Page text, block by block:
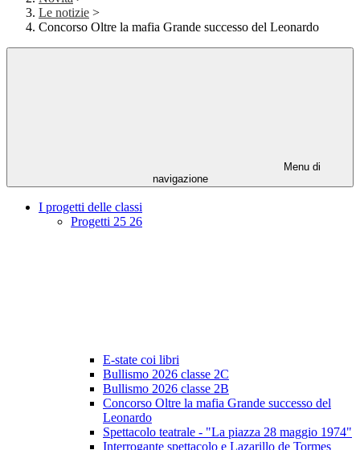
Le notizie >
Concorso Oltre la mafia Grande successo del Leonardo
Menu di
navigazione
I progetti delle classi
Progetti 25 26
E-state coi libri
Bullismo 2026 classe 2C
Bullismo 2026 classe 2B
Concorso Oltre la mafia Grande successo del
Leonardo
Spettacolo teatrale - "La piazza 28 maggio 1974"
Interrogante spettacolo e Lazarillo de Tormes